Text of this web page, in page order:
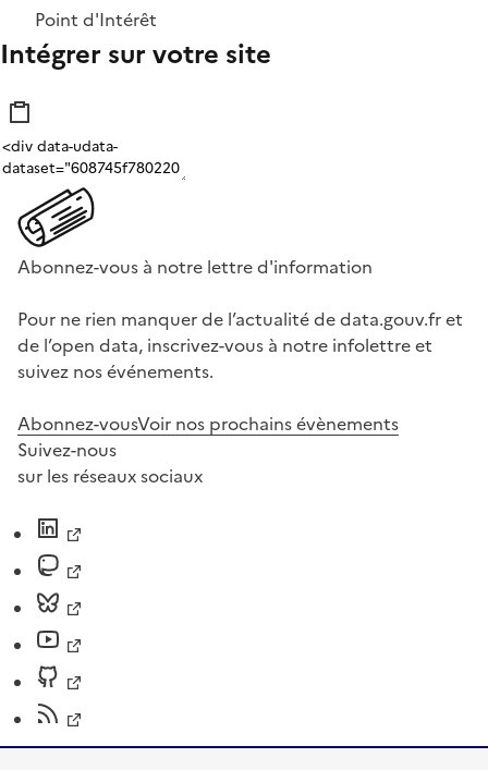
Point d'Intérêt
Intégrer sur votre site
Abonnez-vous à notre lettre d'information
Pour ne rien manquer de l’actualité de data.gouv.fr et
de l’open data, inscrivez-vous à notre infolettre et
suivez nos événements.
Abonnez-vousVoir nos prochains évènements
Suivez-nous
sur les réseaux sociaux